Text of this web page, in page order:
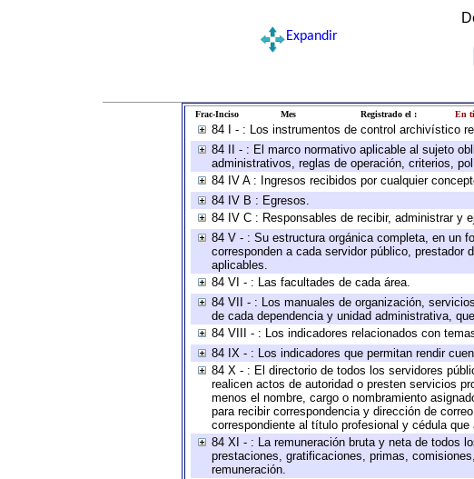
Expandir
Frac-Inciso Mes Registrado el : En
84 I - : Los instrumentos de control archivístico
84 II - : El marco normativo aplicable al sujeto
administrativos, reglas de operación, criterios,
84 IV A : Ingresos recibidos por cualquier
84 IV B : Egresos.
84 IV C : Responsables de recibir, administrar y
84 V - : Su estructura orgánica completa, en un
corresponden a cada servidor público,
aplicables.
84 VI - : Las facultades de cada área.
84 VII - : Los manuales de organización,
de cada dependencia y unidad administrativa,
84 VIII - : Los indicadores relacionados con
84 IX - : Los indicadores que permitan rendir
84 X - : El directorio de todos los servidores
realicen actos de autoridad o presten servicios
menos el nombre, cargo o nombramiento
para recibir correspondencia y dirección de
correspondiente al título profesional y cédula
84 XI - : La remuneración bruta y neta de todos
prestaciones, gratificaciones, primas,
remuneración.